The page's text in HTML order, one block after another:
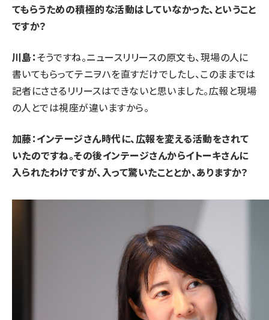
てもらうための積極的な活動はしていなかった、ということ
ですか？
川島：そうですね。ニュースリリースの原文も、現場の人に
書いてもらってテニヲハを直すだけでしたし、このままでは
記者にささるリリースはできないと思いました。広報と現場
の人とでは視座が違いますから。
加藤：インテージさん時代に、広報を変える活動をされて
いたのですね。その後インテージさんからイトーキさんに
入られたわけですが、入って驚いたこととか、ありますか？